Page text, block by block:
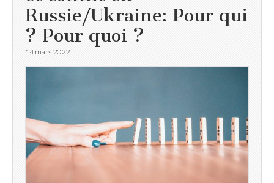
Russie/Ukraine: Pour qui
? Pour quoi ?
14 mars 2022